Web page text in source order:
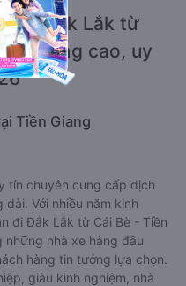
đi Đắk Lắk từ
lượng cao, uy
Tiền Giang
tín chuyên cung cấp dịch
Với nhiều năm kinh
đi Đắk Lắk từ Cái Bè - Tiền
những nhà xe hàng đầu
hàng tin tưởng lựa chọn.
giàu kinh nghiệm, nhà